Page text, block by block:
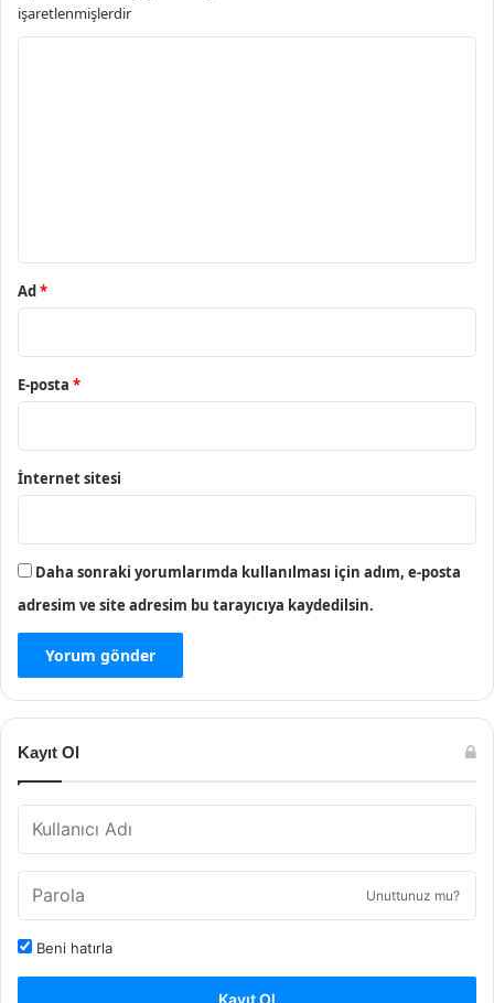
işaretlenmişlerdir
Ad*
E-posta *
İnternet sitesi
Daha sonraki yorumlarımda kullanılması için adım, e-posta
adresim ve site adresim bu tarayıcıya kaydedilsin.
Kayıt Ol
Unuttunuz mu?
Beni hatırla
Kayıt Ol